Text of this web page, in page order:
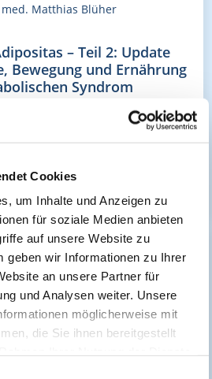
Cookies
um Inhalte und Anzeigen zu
für soziale Medien anbieten
auf unsere Website zu
geben wir Informationen zu Ihrer
an unsere Partner für
und Analysen weiter. Unsere
möglicherweise mit
die Sie ihnen bereitgestellt
med. Matthias Blüher
– Teil 2: Update
Bewegung und Ernährung
Syndrom
Landesärztekammer
Kostenfrei